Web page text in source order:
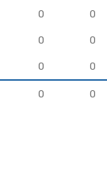
0
0
0
0
0
0
0 0